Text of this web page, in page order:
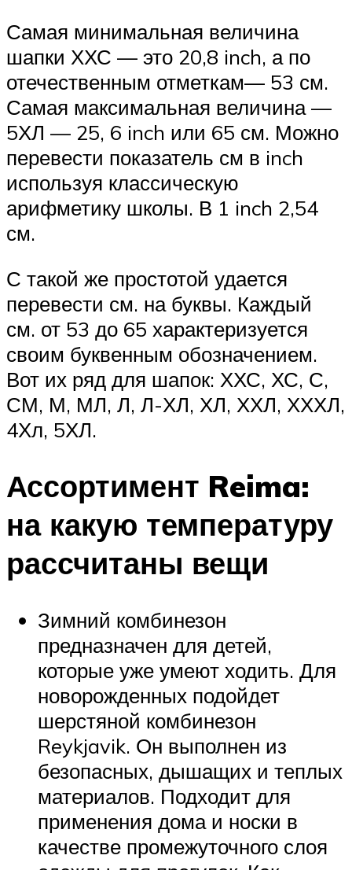
Самая минимальная величина
шапки ХХС — это 20,8 inch, а по
отечественным отметкам— 53 см.
Самая максимальная величина —
5ХЛ — 25, 6 inch или 65 см. Можно
перевести показатель см в inch
используя классическую
арифметику школы. В 1 inch 2,54
см.
С такой же простотой удается
перевести см. на буквы. Каждый
см. от 53 до 65 характеризуется
своим буквенным обозначением.
Вот их ряд для шапок: ХХС, ХС, С,
СМ, М, МЛ, Л, Л-ХЛ, ХЛ, ХХЛ, ХХХЛ,
4Хл, 5ХЛ.
Ассортимент Reima:
на какую температуру
рассчитаны вещи
Зимний комбинезон
предназначен для детей,
которые уже умеют ходить. Для
новорожденных подойдет
шерстяной комбинезон
Reykjavik. Он выполнен из
безопасных, дышащих и теплых
материалов. Подходит для
применения дома и носки в
качестве промежуточного слоя